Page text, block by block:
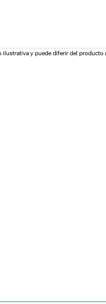
ilustrativa y puede diferir del producto